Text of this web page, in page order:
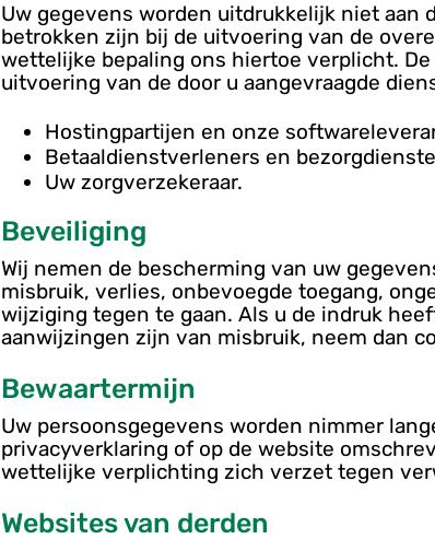
Uw gegevens worden uitdrukkelijk niet aan
betrokken zijn bij de uitvoering van de
wettelijke bepaling ons hiertoe verplicht.
uitvoering van de door u aangevraagde
Hostingpartijen en onze
Betaaldienstverleners en
Uw zorgverzekeraar.
Beveiliging
Wij nemen de bescherming van uw
misbruik, verlies, onbevoegde toegang,
wijziging tegen te gaan. Als u de indruk
aanwijzingen zijn van misbruik, neem dan
Bewaartermijn
Uw persoonsgegevens worden nimmer
privacyverklaring of op de website
wettelijke verplichting zich verzet tegen
Websites van derden